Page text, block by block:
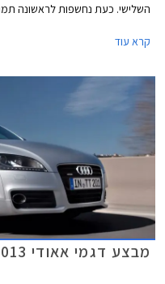
את כל חלקי המרכב.
קרא עוד
מבצע דגמי אאודי 2013